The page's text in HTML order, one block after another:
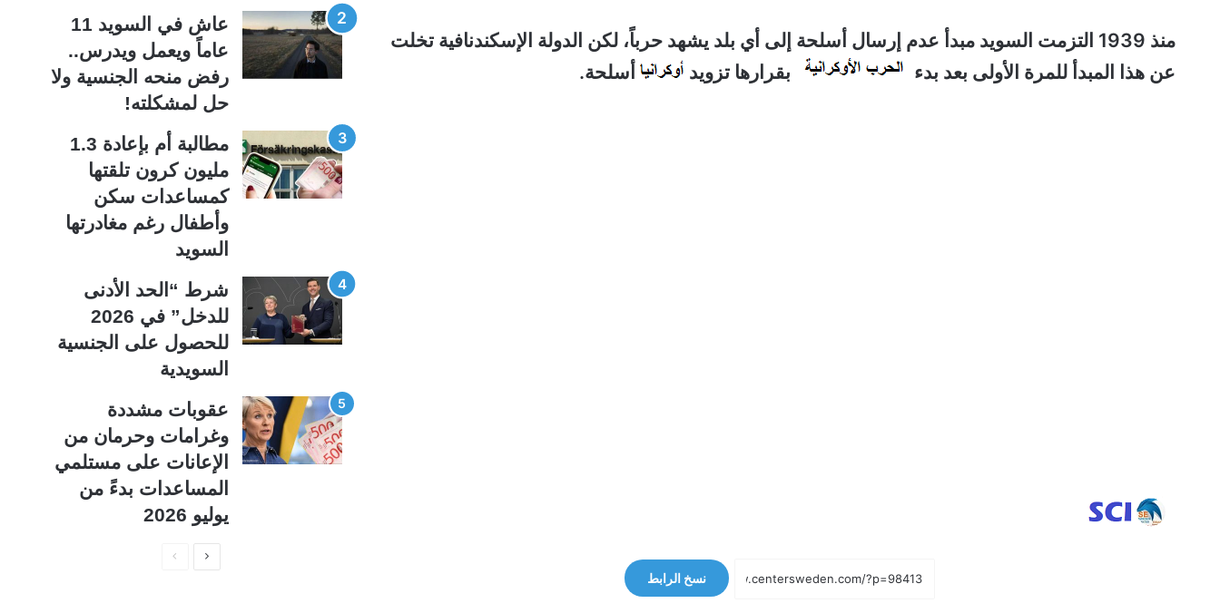
منذ 1939 التزمت السويد مبدأ عدم إرسال أسلحة إلى أي بلد يشهد حرباً، لكن الدولة الإسكندنافية تخلت
عن هذا المبدأ للمرة الأولى بعد بدء
بقرارها تزويد أسلحة.
نسخ الرابط
ل
عاش في السويد 11
عاماً ويعمل ويدرس..
رفض منحه الجنسية ولا
حل لمشكلته!
مطالبة أم بإعادة 1.3
مليون كرون تلقتها
كمساعدات سكن
وأطفال رغم مغادرتها
السويد
شرط “الحد الأدنى
للدخل” في 2026
للحصول على الجنسية
السويدية
عقوبات مشددة
وغرامات وحرمان من
الإعانات على مستلمي
المساعدات بدءً من
يوليو 2026